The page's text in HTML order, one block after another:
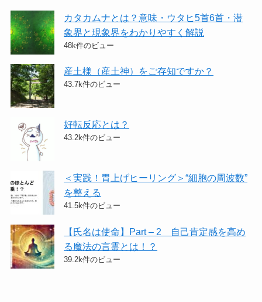
カタカムナとは？意味・ウタヒ5首6首・潜
象界と現象界をわかりやすく解説
48k件のビュー
産土様（産土神）をご存知ですか？
43.7k件のビュー
好転反応とは？
43.2k件のビュー
＜実践！胃上げヒーリング＞​“細胞の周波数”
を整える
41.5k件のビュー
【氏名は使命】Part – 2 自己肯定感を高め
る魔法の言霊とは！？
39.2k件のビュー